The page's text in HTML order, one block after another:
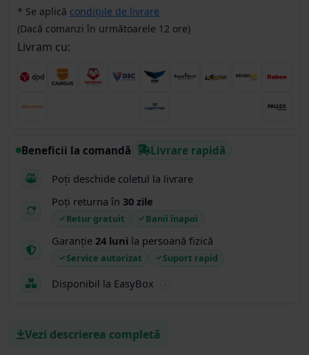
* Se aplică condițiile de livrare
(Dacă comanzi în următoarele 12 ore)
Livram cu:
Beneficii la comandă Livrare rapidă
Poți deschide coletul la livrare
Poți returna în 30 zile
Retur gratuit Banii înapoi
Garanție 24 luni la persoană fizică
Service autorizat Suport rapid
Disponibil la EasyBox
Vezi descrierea completă